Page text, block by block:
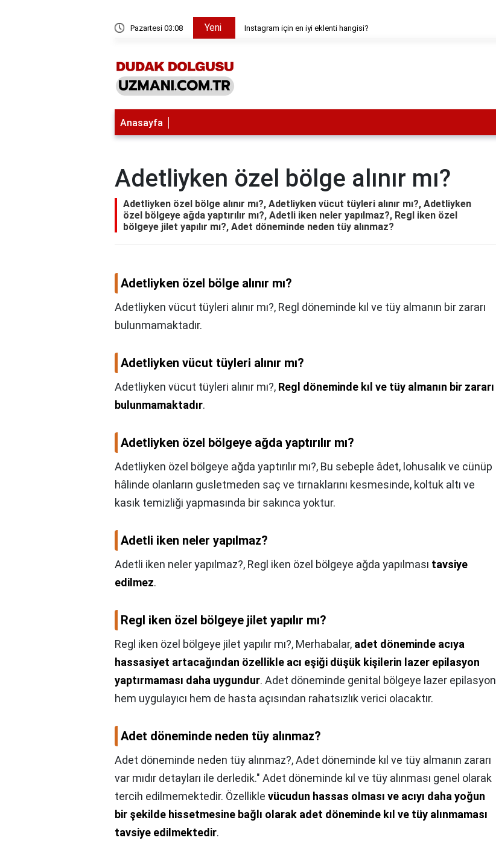
Pazartesi 03:08 Yeni Instagram için en iyi eklenti hangisi?
Anasayfa
Adetliyken özel bölge alınır mı?
Adetliyken özel bölge alınır mı?, Adetliyken vücut tüyleri alınır mı?, Adetliyken
özel bölgeye ağda yaptırılır mı?, Adetli iken neler yapılmaz?, Regl iken özel
bölgeye jilet yapılır mı?, Adet döneminde neden tüy alınmaz?
Adetliyken özel bölge alınır mı?
Adetliyken vücut tüyleri alınır mı?, Regl döneminde kıl ve tüy almanın bir zararı
bulunmamaktadır.
Adetliyken vücut tüyleri alınır mı?
Adetliyken vücut tüyleri alınır mı?, Regl döneminde kıl ve tüy almanın bir zararı
bulunmamaktadır.
Adetliyken özel bölgeye ağda yaptırılır mı?
Adetliyken özel bölgeye ağda yaptırılır mı?, Bu sebeple âdet, lohusalık ve cünüp
hâlinde olanların gusletmeden saç ve tırnaklarını kesmesinde, koltuk altı ve
kasık temizliği yapmasında bir sakınca yoktur.
Adetli iken neler yapılmaz?
Adetli iken neler yapılmaz?, Regl iken özel bölgeye ağda yapılması tavsiye
edilmez.
Regl iken özel bölgeye jilet yapılır mı?
Regl iken özel bölgeye jilet yapılır mı?, Merhabalar, adet döneminde acıya
hassasiyet artacağından özellikle acı eşiği düşük kişilerin lazer epilasyon
yaptırmaması daha uygundur. Adet döneminde genital bölgeye lazer epilasyon
hem uygulayıcı hem de hasta açısından rahatsızlık verici olacaktır.
Adet döneminde neden tüy alınmaz?
Adet döneminde neden tüy alınmaz?,Adet döneminde kıl ve tüy almanın zararı
var mıdır detayları ile derledik." Adet döneminde kıl ve tüy alınması genel olarak
tercih edilmemektedir. Özellikle vücudun hassas olması ve acıyı daha yoğun
bir şekilde hissetmesine bağlı olarak adet döneminde kıl ve tüy alınmaması
tavsiye edilmektedir.